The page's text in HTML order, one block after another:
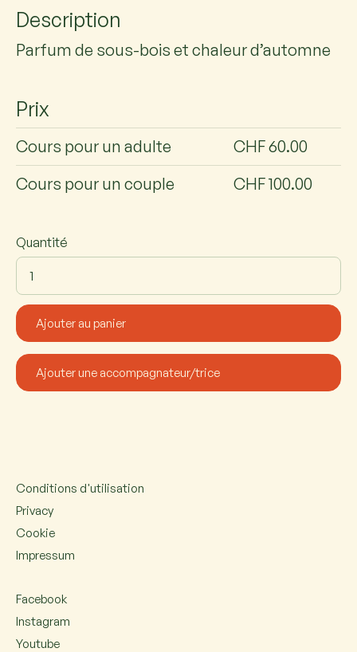
Description
Parfum de sous-bois et chaleur d’automne
Prix
Cours pour un adulte
CHF 60.00
Cours pour un couple
CHF 100.00
Quantité
Conditions d'utilisation
Privacy
Cookie
Impressum
Facebook
Instagram
Youtube